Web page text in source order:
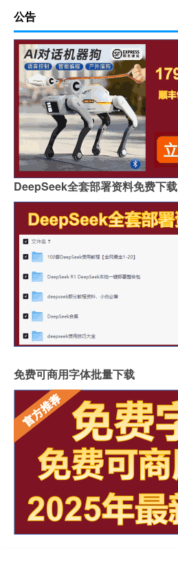
公告
DeepSeek全套部署资料免费下载
免费可商用字体批量下载